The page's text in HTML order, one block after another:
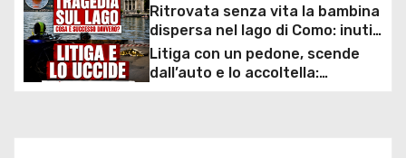
z
i
o
sopra i 2 euro nonostante lo
sconto deciso dal Governo
Ritrovata senza vita la bambina
dispersa nel lago di Como: inutili
ore di ricerche dei
sommozzatori
Litiga con un pedone, scende
dall’auto e lo accoltella: